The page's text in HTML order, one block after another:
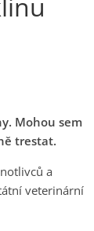
Mohou sem
trestat.
a
veterinární